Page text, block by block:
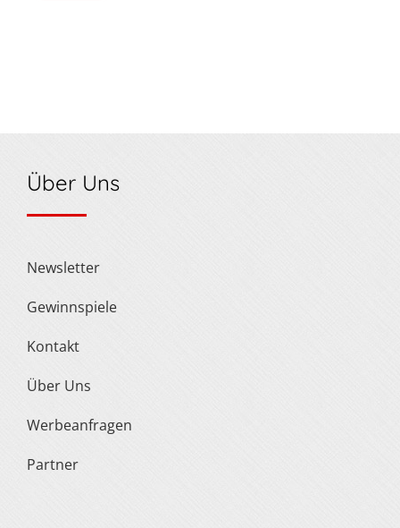
Über Uns
Newsletter
Gewinnspiele
Kontakt
Über Uns
Werbeanfragen
Partner